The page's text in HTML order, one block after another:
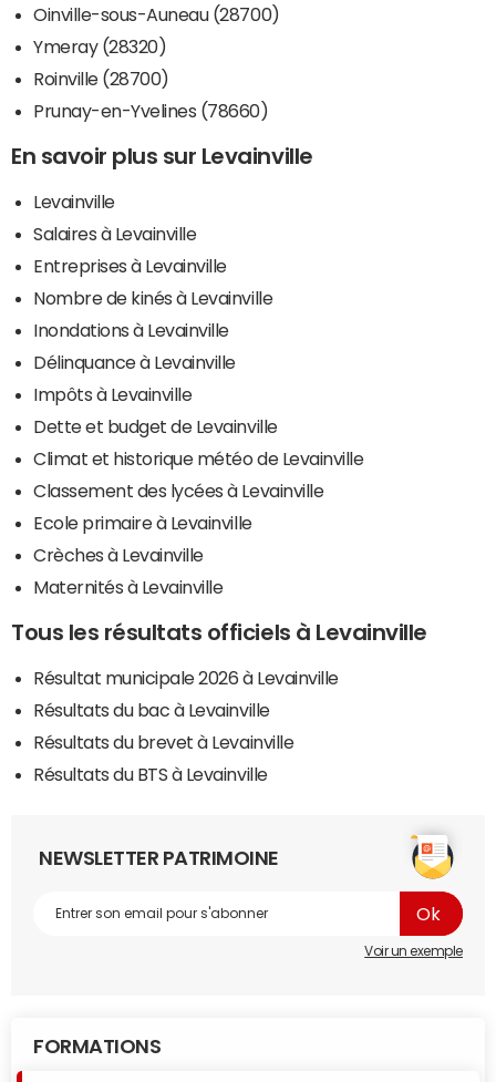
Oinville-sous-Auneau (28700)
Ymeray (28320)
Roinville (28700)
Prunay-en-Yvelines (78660)
En savoir plus sur Levainville
Levainville
Salaires à Levainville
Entreprises à Levainville
Nombre de kinés à Levainville
Inondations à Levainville
Délinquance à Levainville
Impôts à Levainville
Dette et budget de Levainville
Climat et historique météo de Levainville
Classement des lycées à Levainville
Ecole primaire à Levainville
Crèches à Levainville
Maternités à Levainville
Tous les résultats officiels à Levainville
Résultat municipale 2026 à Levainville
Résultats du bac à Levainville
Résultats du brevet à Levainville
Résultats du BTS à Levainville
NEWSLETTER PATRIMOINE
Voir un exemple
FORMATIONS